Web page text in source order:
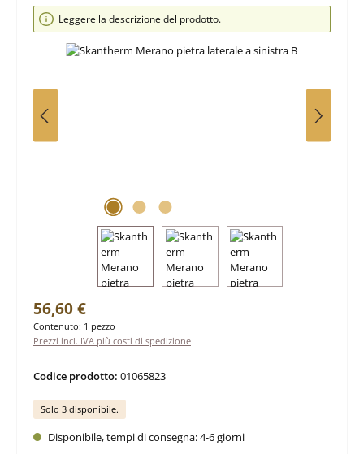
Salta la galleria di immagini
Leggere la descrizione del prodotto.
Prezzo normale:
56,60 €
Contenuto: 1 pezzo
Prezzi incl. IVA più costi di spedizione
Codice prodotto: 01065823
Solo 3 disponibile.
Disponibile, tempi di consegna: 4-6 giorni